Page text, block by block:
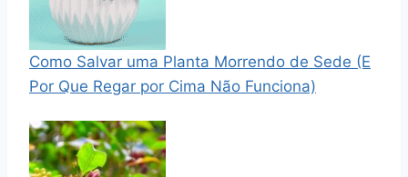
Como Salvar uma Planta Morrendo de Sede (E
Por Que Regar por Cima Não Funciona)